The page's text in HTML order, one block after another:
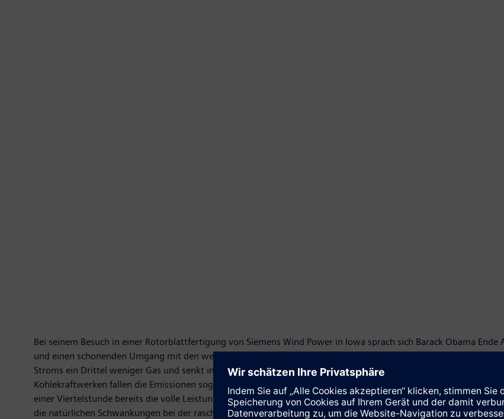
Bei seinem Besuch in einer Rotorblattfertigung von Siemens Wind Power in Iowa sprach sich Barack Obama
und einen schonenden Umgang mit den weltweit vorhandenen Rohstoffen aus. Die neue
Stroms ein Drittel weniger Gas und senkt im selben Umfang die CO -Emissionen gegenüber bisher installierten
Kohlekraftwerken fallen die Emissionen sogar um 75 Prozent. Darüber hinaus lässt sich die Turbine aus dem
einer Viertelstunde bereits die volle Leistung. Innerhalb weniger Minuten lässt sie sich von voller Leistung auf
die natürlichen Schwankungen bei der rasch wachsenden Netzeinspeisung von Wind- und Solarenergie